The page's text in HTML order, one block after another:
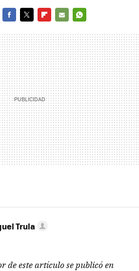
MAIL
Trula
de este artículo se publicó en